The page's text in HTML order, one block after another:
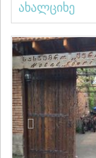
ახალციხე
Previous